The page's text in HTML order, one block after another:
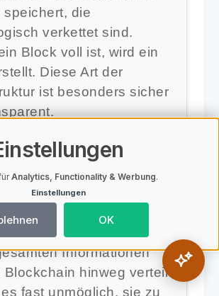
speichert, die
verkettet sind.
Block voll ist, wird ein
Diese Art der
ist besonders sicher
ist die Blockchain-
sicher?
Informationen
Blockchain hinweg verteilt
fast unmöglich, sie zu
Analytics, Functionality & Werbung.
Einstellungen
OK